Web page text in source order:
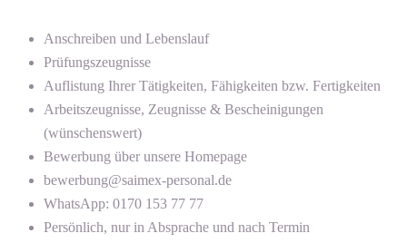
Anschreiben und Lebenslauf
Prüfungszeugnisse
Auflistung Ihrer Tätigkeiten, Fähigkeiten bzw. Fertigkeiten
Arbeitszeugnisse, Zeugnisse & Bescheinigungen
(wünschenswert)
Bewerbung über unsere Homepage
bewerbung@saimex-personal.de
WhatsApp: 0170 153 77 77
Persönlich, nur in Absprache und nach Termin